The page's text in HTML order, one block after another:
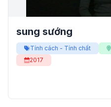
sung sướng
Tính cách - Tính chất
2017